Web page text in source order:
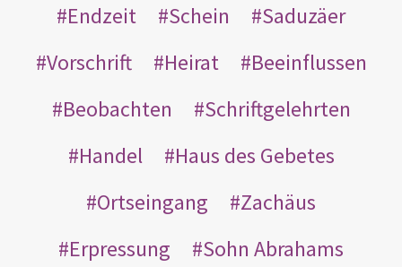
Endzeit
Schein
Saduzäer
Vorschrift
Heirat
Beeinflussen
Beobachten
Schriftgelehrten
Handel
Haus des Gebetes
Ortseingang
Zachäus
Erpressung
Sohn Abrahams